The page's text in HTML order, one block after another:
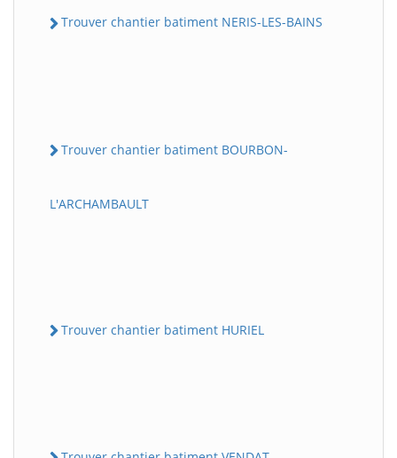
Trouver chantier batiment NERIS-LES-BAINS
Trouver chantier batiment BOURBON-
L'ARCHAMBAULT
Trouver chantier batiment HURIEL